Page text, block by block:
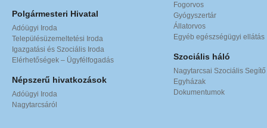
Polgármesteri Hivatal
Adóügyi Iroda
Településüzemeltetési Iroda
Igazgatási és Szociális Iroda
Elérhetőségek – Ügyfélfogadás
Népszerű hivatkozások
Adóügyi Iroda
Nagytarcsáról
Fogorvos
Gyógyszertár
Állatorvos
Egyéb egészségügyi ellátás
Szociális háló
Nagytarcsai Szociális
Egyházak
Dokumentumok